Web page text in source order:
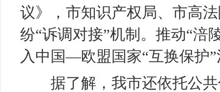
议》，市知识产权局、市高
纷“诉调对接”机制。推动“涪
入中国—欧盟国家“互换保护
据了解，我市还依托公共